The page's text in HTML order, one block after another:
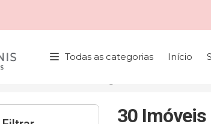
Todas as categorias Início
30 Imóveis